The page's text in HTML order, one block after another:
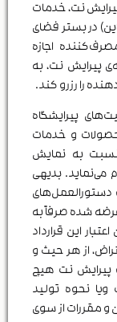
نت، خدمات
در بستر فضای
اجازه
پیرایش نت، به
را رزرو کند.
پیرایشگاه
و خدمات
به نمایش
بدیهی
شده صرفاً به
این قرارداد
از هر حیث و
نت هیچ
نحوه تولید
و مقررات از سوی